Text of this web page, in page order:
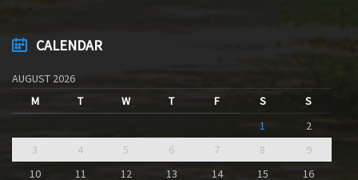
CALENDAR
AUGUST 2026
M
T W T F S
S
1
2
3
4 5 6 7 8
9
10
11 12 13 14 15 16